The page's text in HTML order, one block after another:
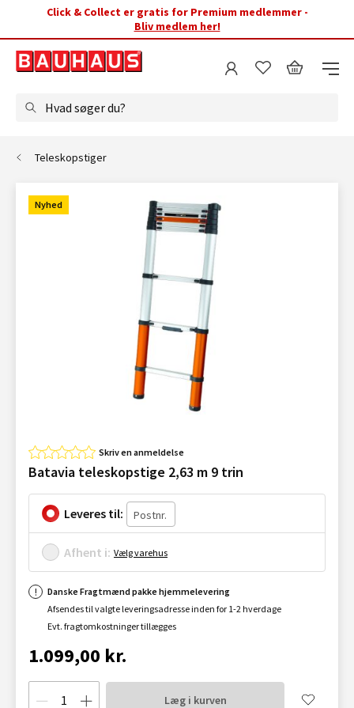
Click & Collect er gratis for Premium medlemmer -
Bliv medlem her!
Hvad søger du?
Teleskopstiger
Nyhed
Skriv en anmeldelse
Batavia teleskopstige 2,63 m 9 trin
Leveres til:
Afhent i: Vælg varehus
Danske Fragtmænd pakke hjemmelevering
Afsendes til valgte leveringsadresse inden for 1-2 hverdage
Evt. fragtomkostninger tillægges
1.099,00 kr.
Læg i kurven